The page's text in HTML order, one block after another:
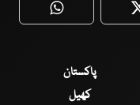
WhatsApp
پاکستان
کھیل